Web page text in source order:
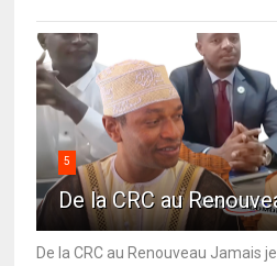
5
De la CRC au
De la CRC au Renouveau Jamais